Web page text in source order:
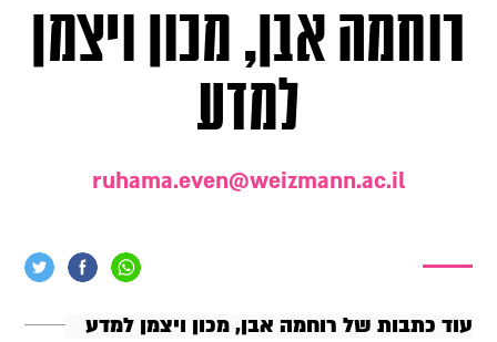
עוד כתבות של רוחמה אבן, מכון ויצמן למדע
רוחמה אבן, מכון ויצמן
למדע
ruhama.even@weizmann.ac.il